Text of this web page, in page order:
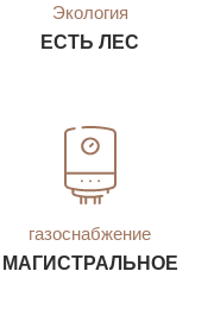
Экология
ЕСТЬ ЛЕС
газоснабжение
МАГИСТРАЛЬНОЕ